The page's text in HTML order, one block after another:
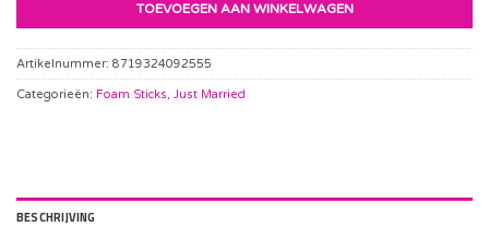
TOEVOEGEN AAN WINKELWAGEN
Artikelnummer: 8719324092555
Categorieën: Foam Sticks, Just Married
BESCHRIJVING